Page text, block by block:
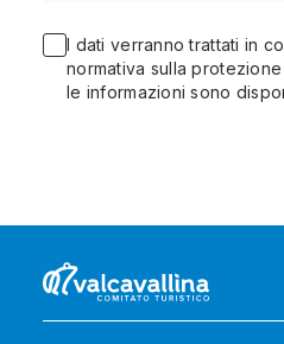
I dati verranno trattati in
normativa sulla
le informazioni sono